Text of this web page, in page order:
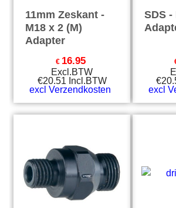
11mm Zeskant -
M18 x 2 (M)
Adapter
€ 16.95
Excl.BTW
€20.51 Incl.BTW
excl Verzendkosten
SDS -
€
excl